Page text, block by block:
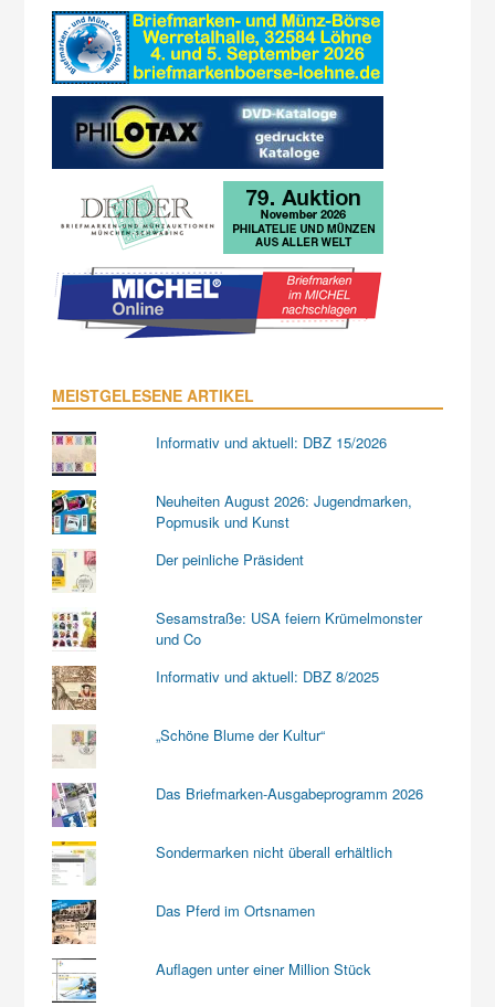
MEISTGELESENE ARTIKEL
Informativ und aktuell: DBZ 15/2026
Neuheiten August 2026: Jugendmarken,
Popmusik und Kunst
Der peinliche Präsident
Sesamstraße: USA feiern Krümelmonster
und Co
Informativ und aktuell: DBZ 8/2025
„Schöne Blume der Kultur“
Das Briefmarken-Ausgabeprogramm 2026
Sondermarken nicht überall erhältlich
Das Pferd im Ortsnamen
Auflagen unter einer Million Stück